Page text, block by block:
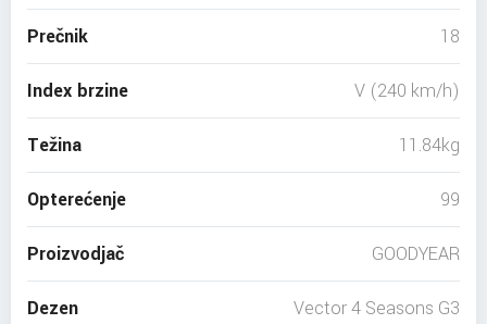
Prečnik 18
Index brzine V (240 km/h)
Težina 11.84kg
Opterećenje 99
Proizvodjač GOODYEAR
Dezen Vector 4 Seasons G3